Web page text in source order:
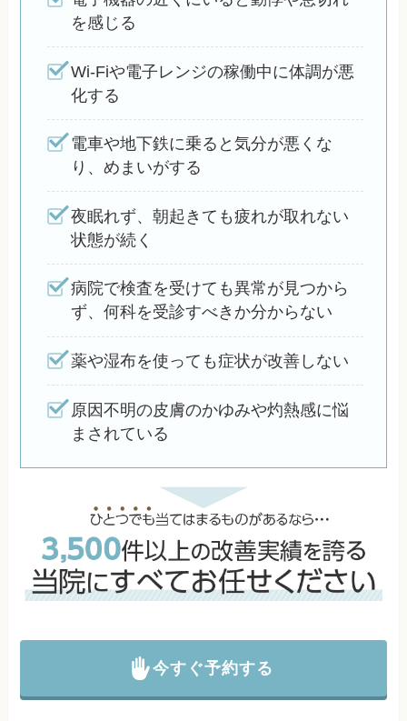
を感じる
Wi-Fiや電子レンジの稼働中に体調が悪
化する
電車や地下鉄に乗ると気分が悪くな
り、めまいがする
夜眠れず、朝起きても疲れが取れない
状態が続く
病院で検査を受けても異常が見つから
ず、何科を受診すべきか分からない
薬や湿布を使っても症状が改善しない
原因不明の皮膚のかゆみや灼熱感に悩
まされている
今すぐ予約する